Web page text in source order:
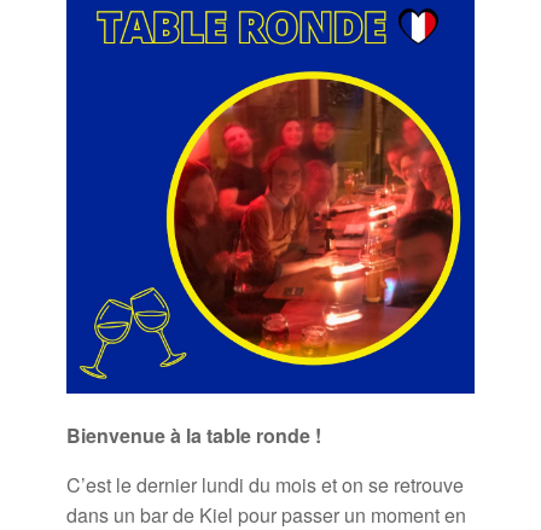
Bienvenue à la table ronde !
C’est le dernier lundi du mois et on se retrouve
dans un bar de Kiel pour passer un moment en